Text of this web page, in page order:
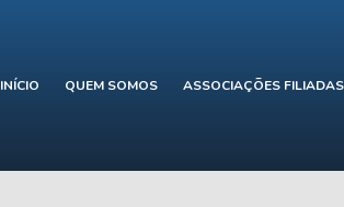
INÍCIO QUEM SOMOS ASSOCIAÇÕES FILIADAS